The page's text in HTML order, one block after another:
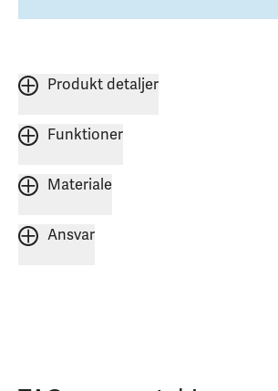
Produkt detaljer
Funktioner
Materiale
Ansvar